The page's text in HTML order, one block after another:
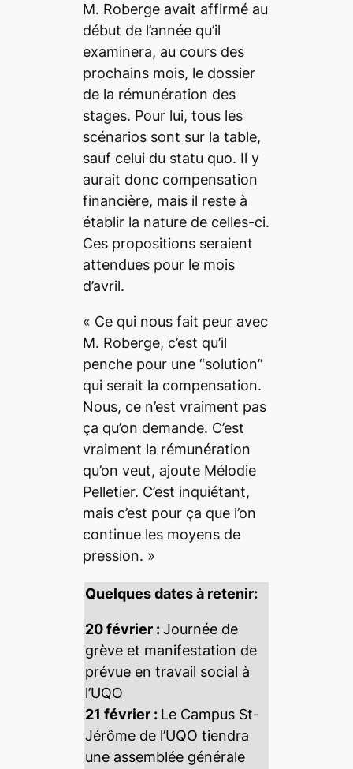
M. Roberge avait affirmé au
début de l’année qu’il
examinera, au cours des
prochains mois, le dossier
de la rémunération des
stages. Pour lui, tous les
scénarios sont sur la table,
sauf celui du statu quo. Il y
aurait donc compensation
financière, mais il reste à
établir la nature de celles-ci.
Ces propositions seraient
attendues pour le mois
d’avril.
« Ce qui nous fait peur avec
M. Roberge, c’est qu’il
penche pour une “solution”
qui serait la compensation.
Nous, ce n’est vraiment pas
ça qu’on demande. C’est
vraiment la rémunération
qu’on veut, ajoute Mélodie
Pelletier. C’est inquiétant,
mais c’est pour ça que l’on
continue les moyens de
pression. »
Quelques dates à retenir:
20 février :Journée de
grève et manifestation de
prévue en travail social à
l’UQO
21 février : Le Campus St-
Jérôme de l’UQO tiendra
une assemblée générale